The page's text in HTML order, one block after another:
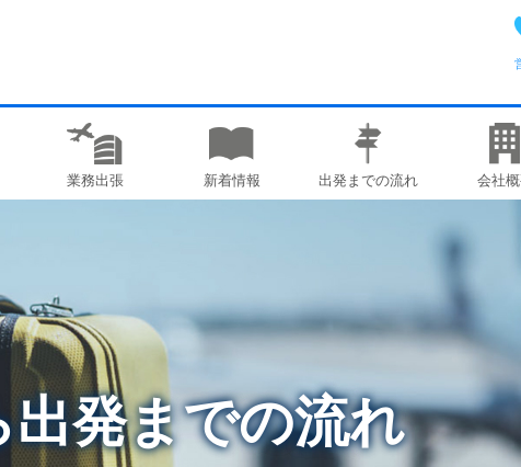
業務出張 新着情報 出発までの流れ 会社
発までの流れ